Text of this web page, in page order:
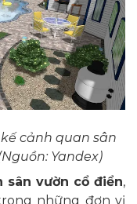
cảnh quan sân
Yandex)
vườn cổ điển,
những đơn vị